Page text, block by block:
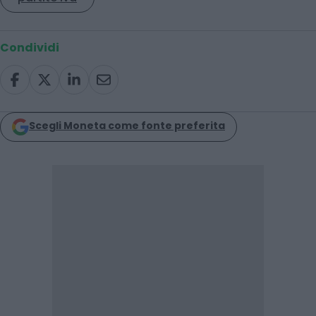
Condividi
Scegli Moneta come fonte preferita